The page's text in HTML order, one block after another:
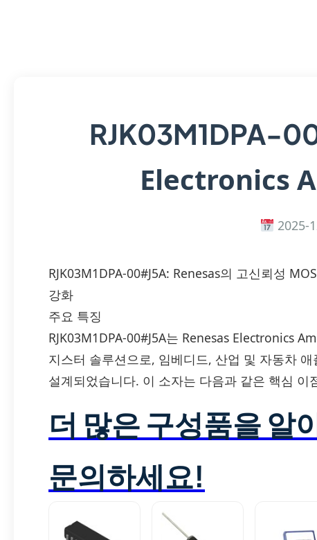
RJK03M1DPA-
Electronics
2025-
RJK03M1DPA-00#J5A: Renesas의 고신뢰성
강화
주요 특징
RJK03M1DPA-00#J5A는 Renesas Electronics
지스터 솔루션으로, 임베디드, 산업 및 자동차
설계되었습니다. 이 소자는 다음과 같은 핵심 이
더 많은 구성품을 알
문의하세요!